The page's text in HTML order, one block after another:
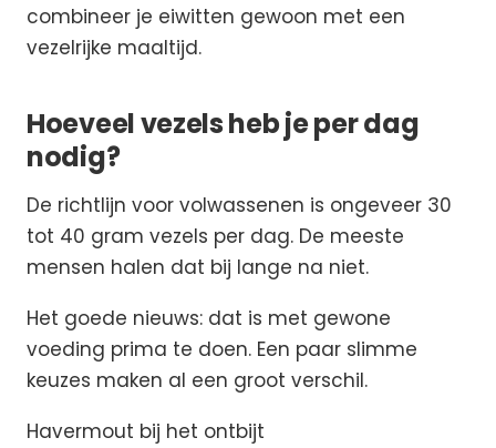
combineer je eiwitten gewoon met een
vezelrijke maaltijd.
Hoeveel vezels heb je per dag
nodig?
De richtlijn voor volwassenen is ongeveer 30
tot 40 gram vezels per dag. De meeste
mensen halen dat bij lange na niet.
Het goede nieuws: dat is met gewone
voeding prima te doen. Een paar slimme
keuzes maken al een groot verschil.
Havermout bij het ontbijt